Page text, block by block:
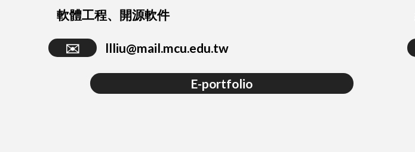
軟體工程、開源軟件
✉️ llliu@mail.mcu.edu.tw
E-portfolio